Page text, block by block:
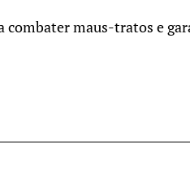
combater maus-tratos e